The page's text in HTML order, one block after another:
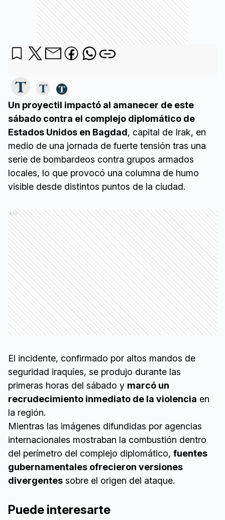
Un proyectil impactó al amanecer de este
sábado contra el complejo diplomático de
Estados Unidos en Bagdad, capital de Irak, en
medio de una jornada de fuerte tensión tras una
serie de bombardeos contra grupos armados
locales, lo que provocó una columna de humo
visible desde distintos puntos de la ciudad.
Ads
El incidente, confirmado por altos mandos de
seguridad iraquíes, se produjo durante las
primeras horas del sábado y marcó un
recrudecimiento inmediato de la violencia en
la región.
Mientras las imágenes difundidas por agencias
internacionales mostraban la combustión dentro
del perímetro del complejo diplomático, fuentes
gubernamentales ofrecieron versiones
divergentes sobre el origen del ataque.
Puede interesarte